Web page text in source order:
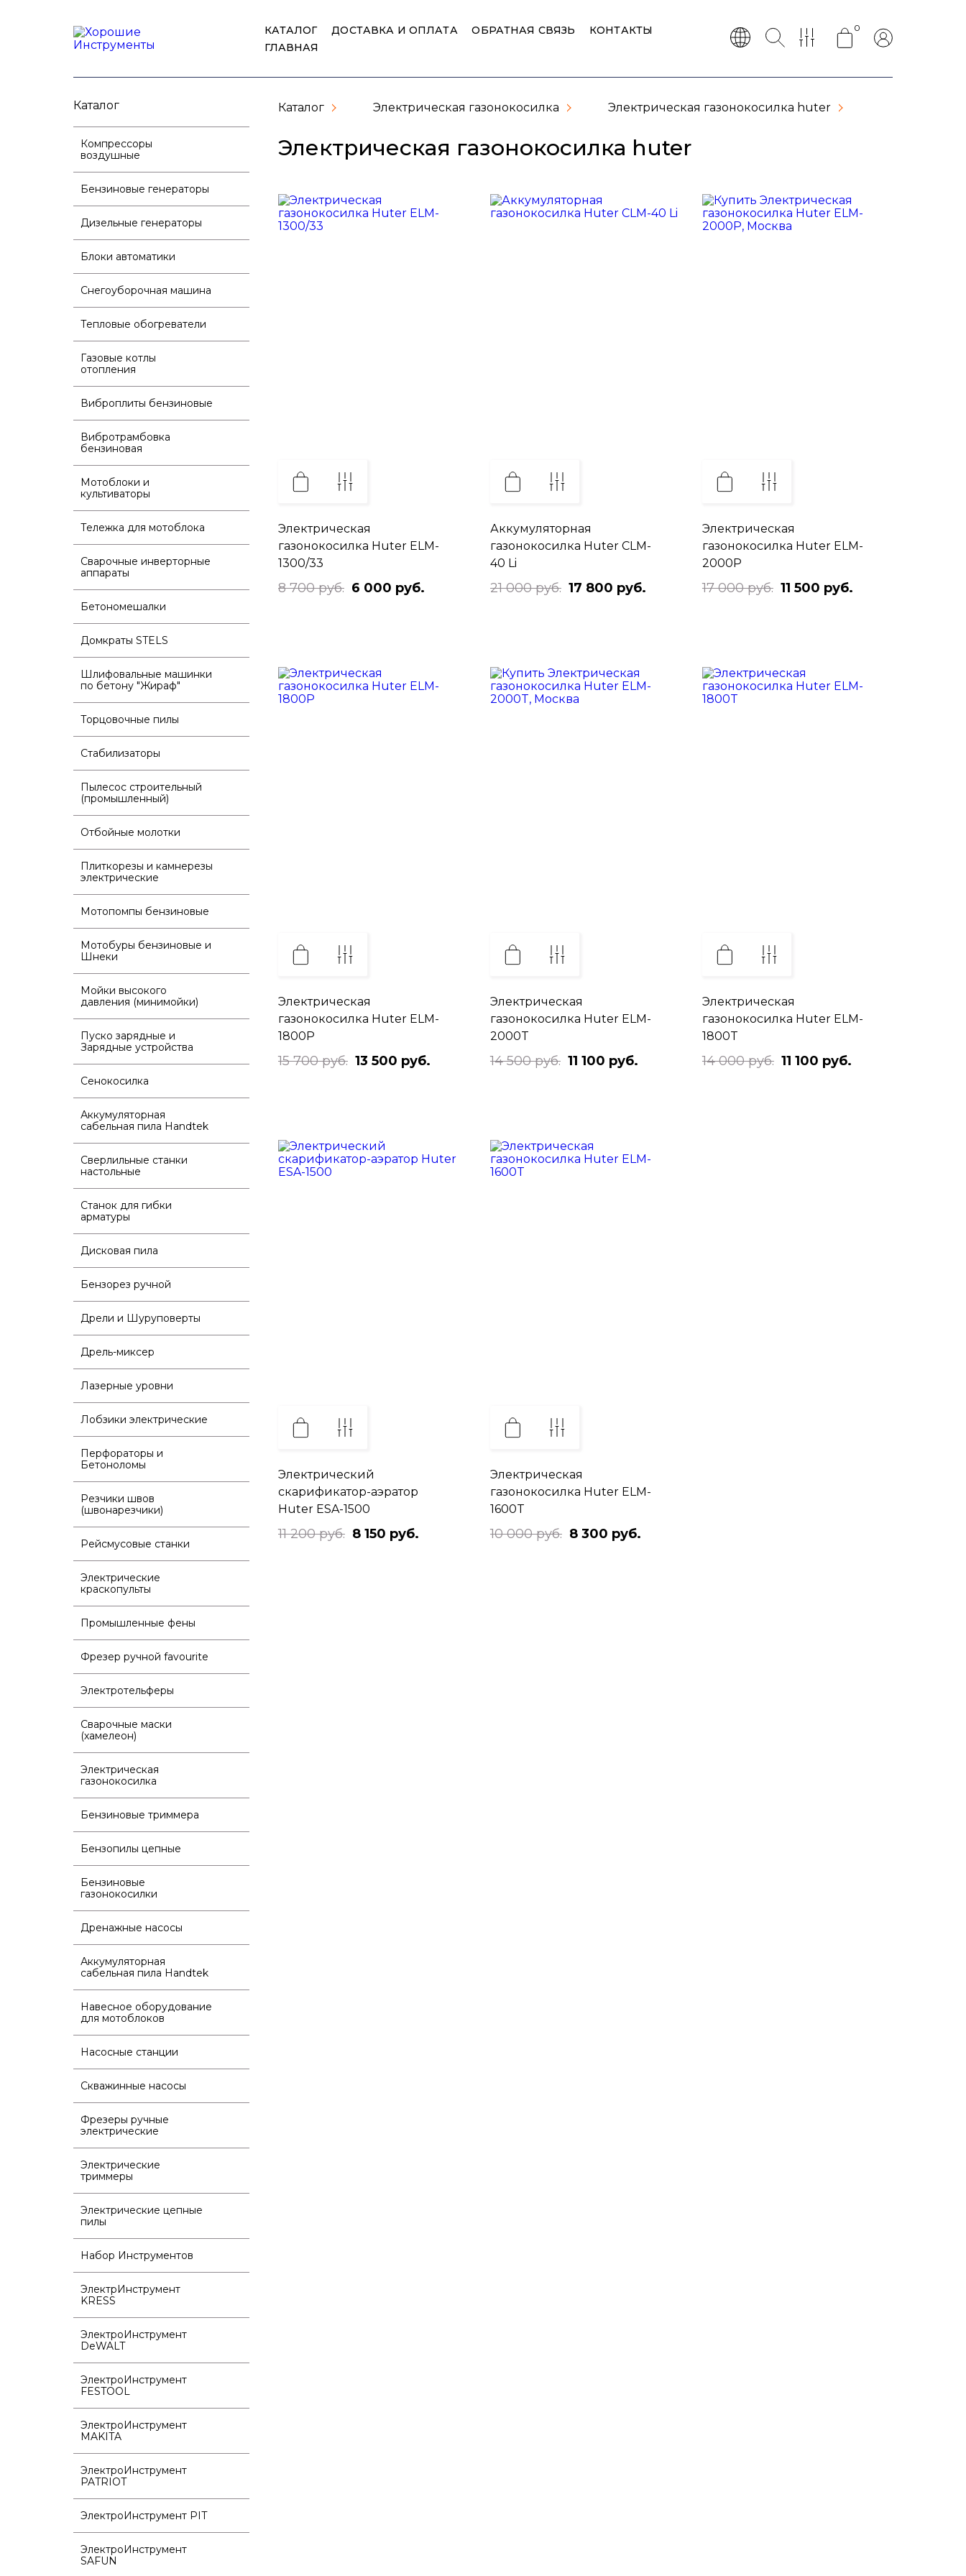
КАТАЛОГ ДОСТАВКА И ОПЛАТА ОБРАТНАЯ СВЯЗЬ
КОНТАКТЫ
ГЛАВНАЯ
0
Каталог
Компрессоры
воздушные
Бензиновые генераторы
Дизельные генераторы
Блоки автоматики
Снегоуборочная машина
Тепловые обогреватели
Газовые котлы
отопления
Виброплиты бензиновые
Вибротрамбовка
бензиновая
Мотоблоки и
культиваторы
Тележка для мотоблока
Сварочные инверторные
аппараты
Бетономешалки
Домкраты STELS
Шлифовальные машинки
по бетону "Жираф"
Торцовочные пилы
Стабилизаторы
Пылесос строительный
(промышленный)
Отбойные молотки
Плиткорезы и камнерезы
электрические
Мотопомпы бензиновые
Мотобуры бензиновые и
Шнеки
Мойки высокого
давления (минимойки)
Пуско зарядные и
Зарядные устройства
Сенокосилка
Аккумуляторная
сабельная пила Handtek
Сверлильные станки
настольные
Станок для гибки
арматуры
Дисковая пила
Бензорез ручной
Дрели и Шуруповерты
Дрель-миксер
Лазерные уровни
Лобзики электрические
Перфораторы и
Бетоноломы
Резчики швов
(швонарезчики)
Рейсмусовые станки
Электрические
краскопульты
Промышленные фены
Фрезер ручной favourite
Электротельферы
Сварочные маски
(хамелеон)
Электрическая
газонокосилка
Бензиновые триммера
Бензопилы цепные
Бензиновые
газонокосилки
Дренажные насосы
Аккумуляторная
сабельная пила Handtek
Навесное оборудование
для мотоблоков
Насосные станции
Скважинные насосы
Фрезеры ручные
электрические
Электрические
триммеры
Электрические цепные
пилы
Набор Инструментов
ЭлектрИнструмент
KRESS
ЭлектроИнструмент
DeWALT
ЭлектроИнструмент
FESTOOL
ЭлектроИнструмент
MAKITA
ЭлектроИнструмент
PATRIOT
ЭлектроИнструмент PIT
ЭлектроИнструмент
SAFUN
Каталог Электрическая газонокосилка Электрическая газонокосилка huter
Электрическая газонокосилка huter
Электрическая
газонокосилка Huter ELM-
1300/33
8 700 руб. 6 000 руб.
Аккумуляторная
газонокосилка Huter CLM-
40 Li
21 000 руб. 17 800 руб.
Электрическая
газонокосилка Huter ELM-
2000P
17 000 руб. 11 500 руб.
Электрическая
газонокосилка Huter ELM-
1800P
15 700 руб. 13 500 руб.
Электрическая
газонокосилка Huter ELM-
2000T
14 500 руб. 11 100 руб.
Электрическая
газонокосилка Huter ELM-
1800T
14 000 руб. 11 100 руб.
Электрический
скарификатор-аэратор
Huter ESA-1500
11 200 руб. 8 150 руб.
Электрическая
газонокосилка Huter ELM-
1600T
10 000 руб. 8 300 руб.